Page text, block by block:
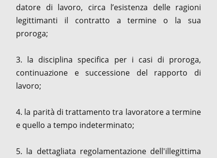
datore di lavoro, circa l’esistenza delle ragioni
legittimanti il contratto a termine o la sua
proroga;
3. la disciplina specifica per i casi di proroga,
continuazione e successione del rapporto di
lavoro;
4. la parità di trattamento tra lavoratore a termine
e quello a tempo indeterminato;
5. la dettagliata regolamentazione dell'illegittima